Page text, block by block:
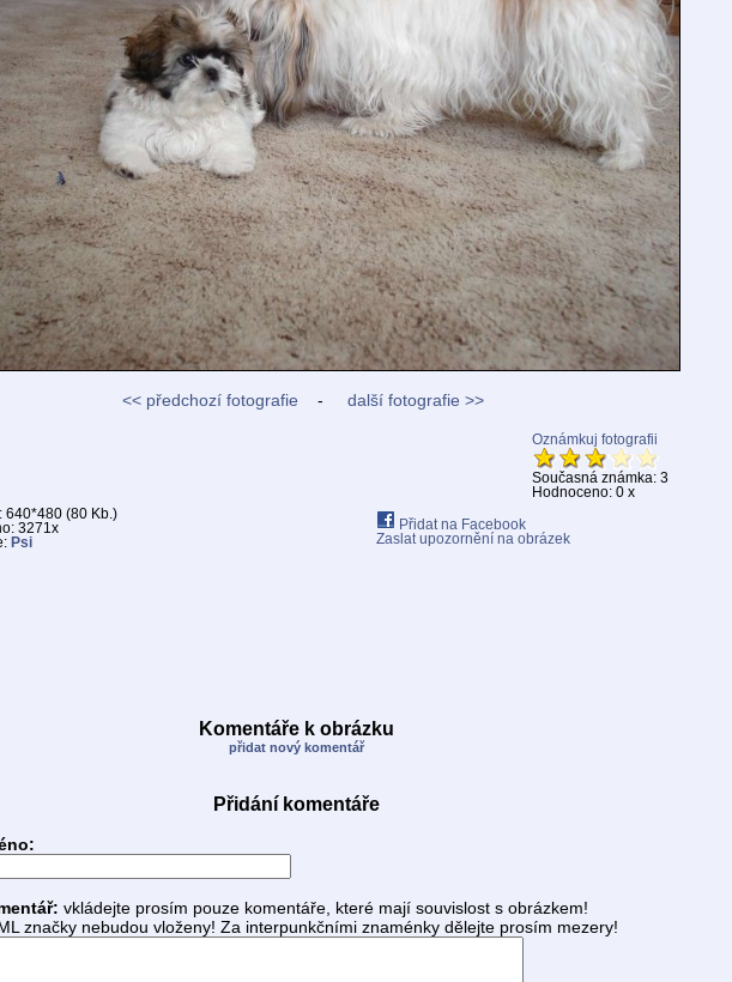
<< předchozí fotografie - další fotografie >>
Oznámkuj fotografii
Současná známka: 3
Hodnoceno: 0 x
640*480 (80 Kb.)
3271x
Psi
Přidat na Facebook
Zaslat upozornění na obrázek
Komentáře k obrázku
přidat nový komentář
Přidání komentáře
vkládejte prosím pouze komentáře, které mají souvislost s obrázkem!
značky nebudou vloženy! Za interpunkčními znaménky dělejte prosím mezery!